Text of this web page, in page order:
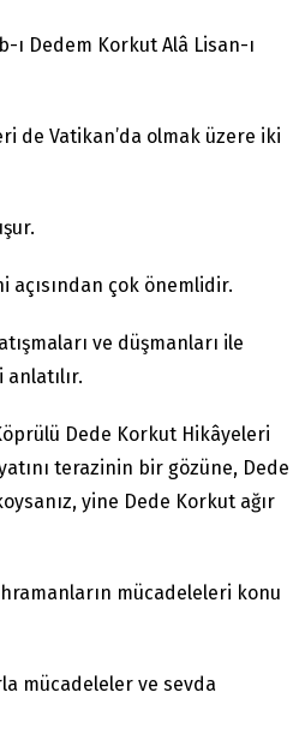
ı Dedem Korkut Alâ Lisan-ı
de Vatikan’da olmak üzere iki
açısından çok önemlidir.
ve düşmanları ile
Dede Korkut Hikâyeleri
terazinin bir gözüne, Dede
yine Dede Korkut ağır
mücadeleleri konu
mücadeleler ve sevda